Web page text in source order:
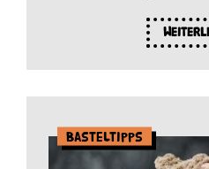
Basteltipps